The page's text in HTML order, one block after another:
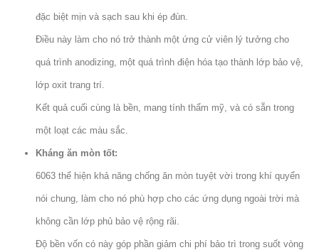
đặc biệt mịn và sạch sau khi ép đùn.
Điều này làm cho nó trở thành một ứng cử viên lý tưởng cho
quá trình anodizing, một quá trình điện hóa tạo thành lớp bảo vệ,
lớp oxit trang trí.
Kết quả cuối cùng là bền, mang tính thẩm mỹ, và có sẵn trong
một loạt các màu sắc.
Kháng ăn mòn tốt:
6063 thể hiện khả năng chống ăn mòn tuyệt vời trong khí quyển
nói chung, làm cho nó phù hợp cho các ứng dụng ngoài trời mà
không cần lớp phủ bảo vệ rộng rãi.
Độ bền vốn có này góp phần giảm chi phí bảo trì trong suốt vòng